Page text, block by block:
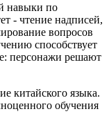
навыки по
- чтение надписей,
вопросов
способствует
персонажи решают
китайского языка.
обучения